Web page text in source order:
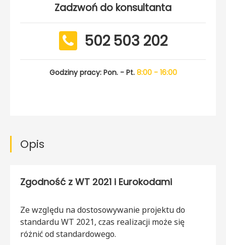
Zadzwoń do konsultanta
502 503 202
Godziny pracy: Pon. - Pt. 8:00 - 16:00
Opis
Zgodność z WT 2021 i Eurokodami
Ze względu na dostosowywanie projektu do
standardu WT 2021, czas realizacji może się
różnić od standardowego.